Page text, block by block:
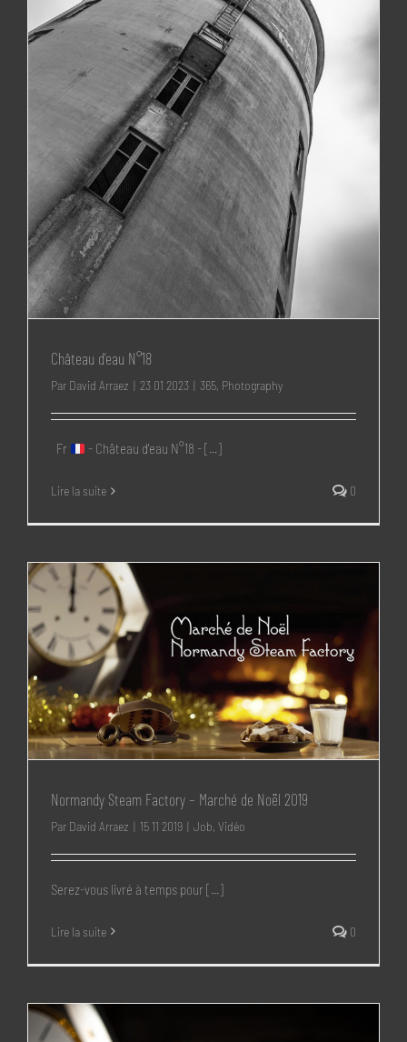
Château d’eau N°18
Par David Arraez | 23 01 2023 | 365, Photography
Fr - Château d'eau N°18 - [...]
Lire la suite 0
Normandy Steam Factory – Marché de Noël 2019
Par David Arraez | 15 11 2019 | Job, Vidéo
Serez-vous livré à temps pour [...]
Lire la suite 0